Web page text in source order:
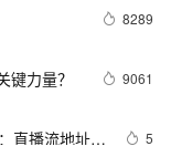
8289
键力量？ 9061
直播流地址、
5